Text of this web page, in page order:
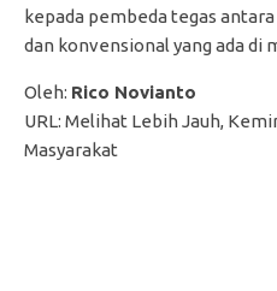
kepada pembeda tegas
dan konvensional yang ada di
Oleh: Rico Novianto
URL: Melihat Lebih Jauh,
Masyarakat